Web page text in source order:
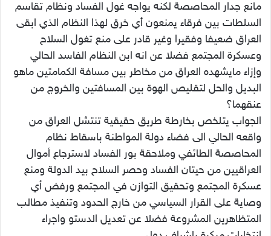
مانع جدار المحاصصة لكنه يواجه غول الفساد ونظام تقاسم
السلطات بين فرقاء يمنعون أي خرق لهذا النظام الذي ابقى
العراق ضعيفا وفقيرا وغير قادر على منع تغول السلاح
وعسكرة المجتمع فضلا عن انه ابن النظام الفاسد الحالي
وإزاء مايشهده العراق من مخاطر بين مسافة الكمامتين ماهو
البديل والحل لتقليص الهوة بين المسافتين والخروج من
عنقهما؟
الجواب يتلخص بخارطة طريق حقيقية تنتشل العراق من
واقعه الحالي الى فضاء دولة المواطنة باسقاط نظام
المحاصصة الطائفي وملاحقة بور الفساد لاسترجاع أموال
العراقيين من حيتان الفساد وحصر السلاح بيد الدولة ومنع
عسكرة المجتمع وتحقيق التوازن في المجتمع ورفض أي
وصاية على القرار السياسي من خارج الحدود وتنفيذ مطالب
المتظاهرين المشروعة فضلا عن تعديل الدستو واجراء